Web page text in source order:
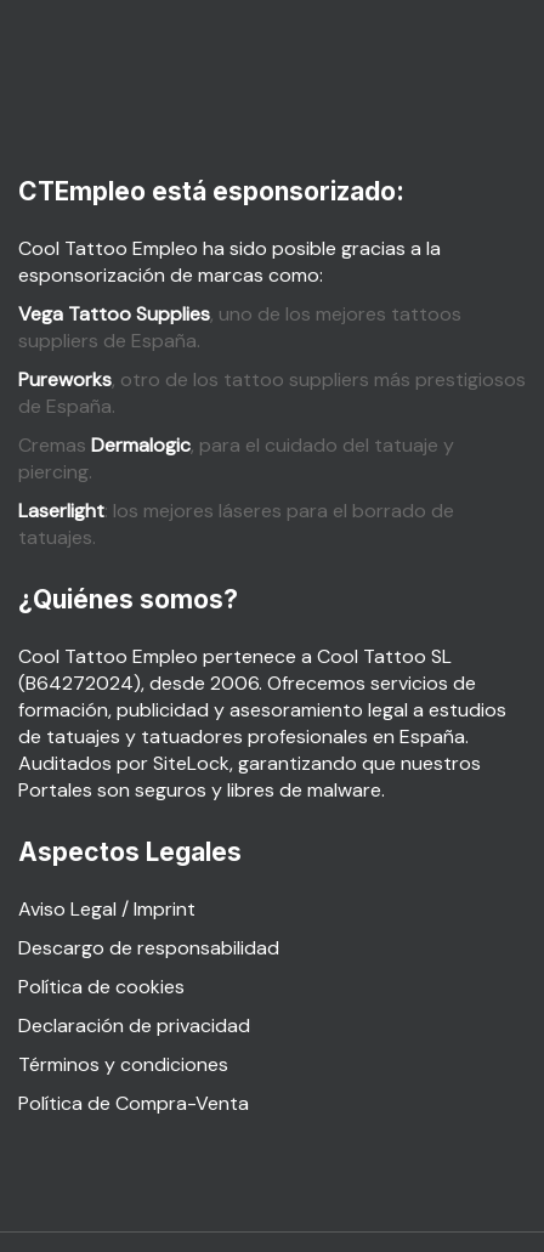
CTEmpleo está esponsorizado:
Cool Tattoo Empleo ha sido posible gracias a la
esponsorización de marcas como:
Vega Tattoo Supplies, uno de los mejores tattoos
suppliers de España.
Pureworks, otro de los tattoo suppliers más prestigiosos
de España.
Cremas Dermalogic, para el cuidado del tatuaje y
piercing.
Laserlight: los mejores láseres para el borrado de
tatuajes.
¿Quiénes somos?
Cool Tattoo Empleo pertenece a Cool Tattoo SL
(B64272024), desde 2006. Ofrecemos servicios de
formación, publicidad y asesoramiento legal a estudios
de tatuajes y tatuadores profesionales en España.
Auditados por SiteLock, garantizando que nuestros
Portales son seguros y libres de malware.
Aspectos Legales
Aviso Legal / Imprint
Descargo de responsabilidad
Política de cookies
Declaración de privacidad
Términos y condiciones
Política de Compra-Venta